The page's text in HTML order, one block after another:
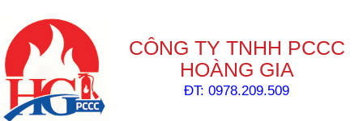
CÔNG TY TNHH PCCC
HOÀNG GIA
ĐT: 0978.209.509